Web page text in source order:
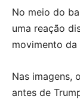
No meio do
uma reação
movimento
Nas imagens,
antes de